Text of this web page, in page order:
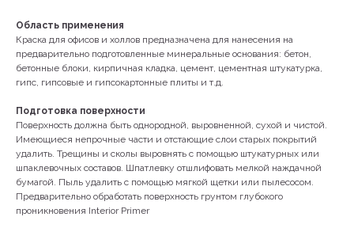
Область применения
Краска для офисов и холлов предназначена для нанесения на
предварительно подготовленные минеральные основания: бетон,
бетонные блоки, кирпичная кладка, цемент, цементная штукатурка,
гипс, гипсовые и гипсокартонные плиты и т.д.
Подготовка поверхности
Поверхность должна быть однородной, выровненной, сухой и чистой.
Имеющиеся непрочные части и отстающие слои старых покрытий
удалить. Трещины и сколы выровнять с помощью штукатурных или
шпаклевочных составов. Шпатлевку отшлифовать мелкой наждачной
бумагой. Пыль удалить с помощью мягкой щетки или пылесосом.
Предварительно обработать поверхность грунтом глубокого
проникновения Interior Primer